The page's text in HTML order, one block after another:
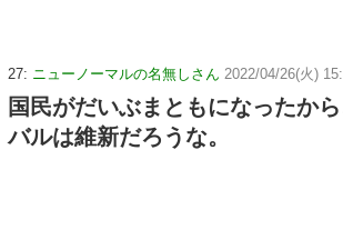
27: ニューノーマルの名無しさん 2022/04/26(火)
国民がだいぶまともになったか
バルは維新だろうな。